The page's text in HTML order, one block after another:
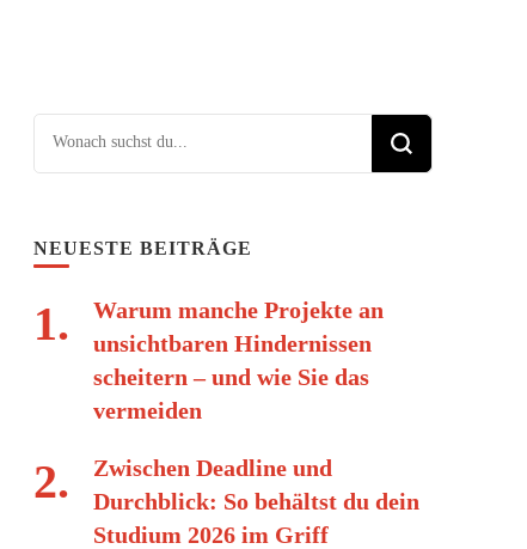
Suchst du nach etwas?
NEUESTE BEITRÄGE
Warum manche Projekte an
unsichtbaren Hindernissen
scheitern – und wie Sie das
vermeiden
Zwischen Deadline und
Durchblick: So behältst du dein
Studium 2026 im Griff